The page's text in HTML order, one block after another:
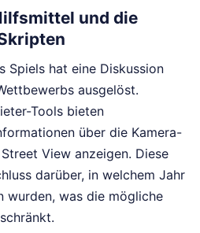
und die
Spiels hat eine Diskussion
ausgelöst.
Tools bieten
über die Kamera-
View anzeigen. Diese
darüber, in welchem Jahr
wurden, was die mögliche